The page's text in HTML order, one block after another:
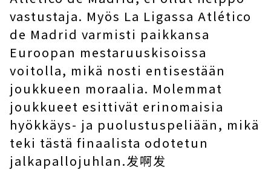
vastustaja. Myös La Ligassa Atlético
de Madrid varmisti paikkansa
Euroopan mestaruuskisoissa
voitolla, mikä nosti entisestään
joukkueen moraalia. Molemmat
joukkueet esittivät erinomaisia ​​
hyökkäys- ja puolustuspeliään, mikä
teki tästä finaalista odotetun
jalkapallojuhlan.发啊发